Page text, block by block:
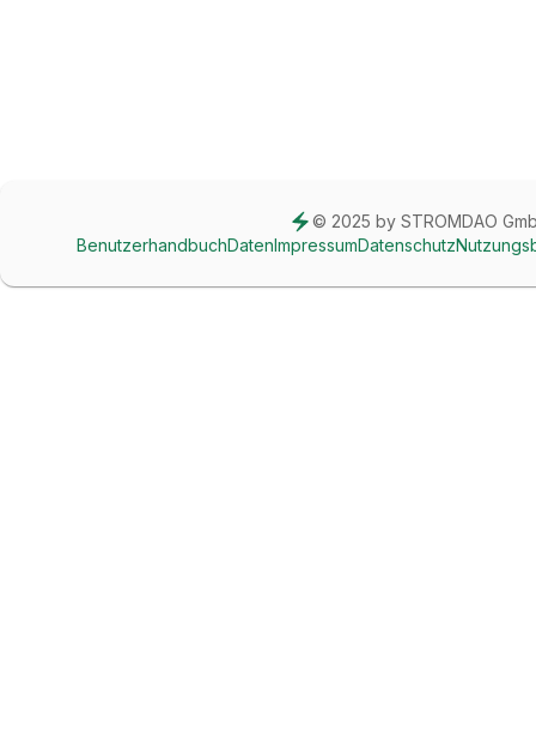
© 2025 by STROMDAO
BenutzerhandbuchDatenImpressumDatenschutz